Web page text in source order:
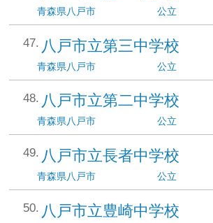
青森県八戸市 公立
八戸市立第三中学校
青森県八戸市 公立
八戸市立第二中学校
青森県八戸市 公立
八戸市立長者中学校
青森県八戸市 公立
八戸市立豊崎中学校